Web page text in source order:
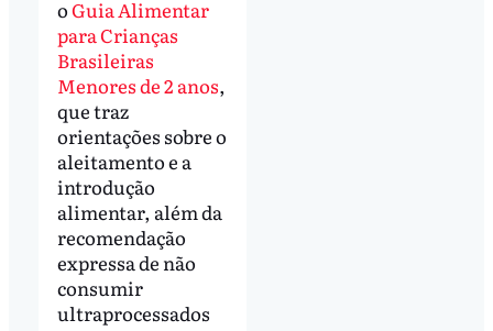
oGuia Alimentar
para Crianças
Brasileiras
Menores de 2 anos,
que traz
orientações sobre o
aleitamento e a
introdução
alimentar, além da
recomendação
expressa de não
consumir
ultraprocessados